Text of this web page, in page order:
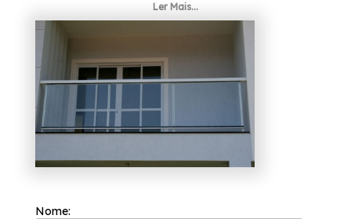
Caso esteja procurando por Janela Vidro
Temperado valores no Parque São Rafael,
Saiba que por meio da Protavi Vidros você
pode achar produtos e serviços como o de
box para banheiros, envidraçamento de
sacadas e portas de vidro, entre outras
alternativas que são disponibilizadas para a
sua necessidade. Visamos atuar com
comprometimento, levando qualidade e
resultados satisfatórios.
Ler Mais...
Nome: